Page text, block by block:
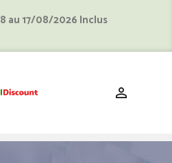
au 17/08/2026 Inclus
